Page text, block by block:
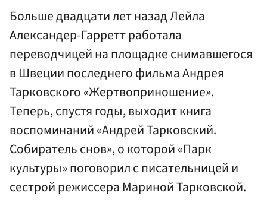
Больше двадцати лет назад Лейла
Александер-Гарретт работала
переводчицей на площадке снимавшегося
в Швеции последнего фильма Андрея
Тарковского «Жертвоприношение».
Теперь, спустя годы, выходит книга
воспоминаний «Андрей Тарковский.
Собиратель снов», о которой «Парк
культуры» поговорил с писательницей и
сестрой режиссера Мариной Тарковской.